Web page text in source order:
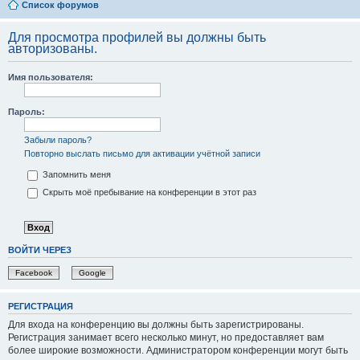
Список форумов
Для просмотра профилей вы должны быть
авторизованы.
Имя пользователя:
Пароль:
Забыли пароль?
Повторно выслать письмо для активации учётной записи
Запомнить меня
Скрыть моё пребывание на конференции в этот раз
ВОЙТИ ЧЕРЕЗ
Facebook Google
РЕГИСТРАЦИЯ
Для входа на конференцию вы должны быть зарегистрированы.
Регистрация занимает всего несколько минут, но предоставляет вам
более широкие возможности. Администратором конференции могут быть